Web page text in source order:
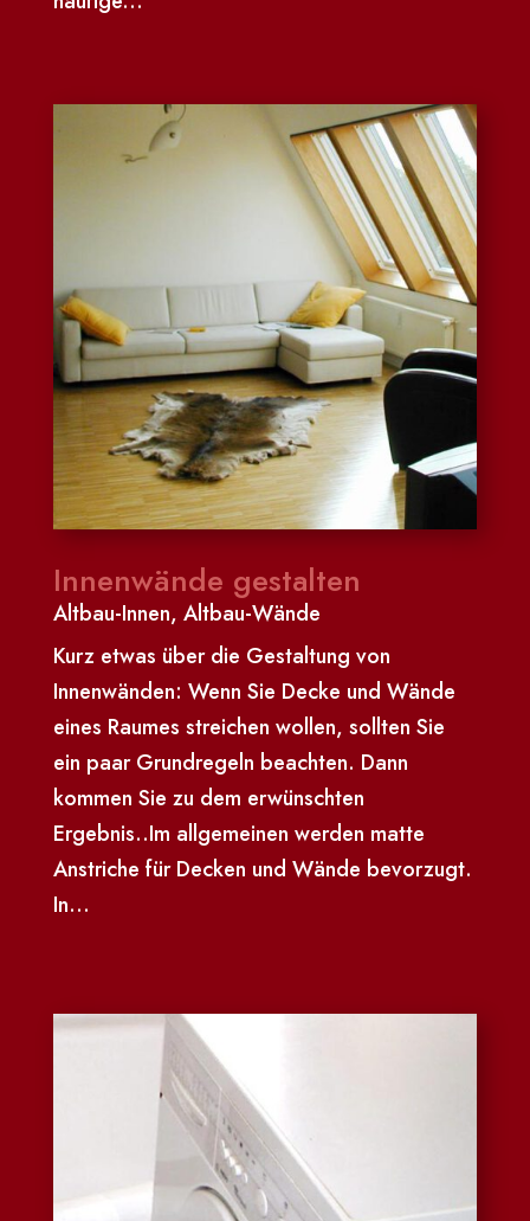
Innenwände gestalten
Altbau-Innen, Altbau-Wände
Kurz etwas über die Gestaltung von
Innenwänden: Wenn Sie Decke und Wände
eines Raumes streichen wollen, sollten Sie
ein paar Grundregeln beachten. Dann
kommen Sie zu dem erwünschten
Ergebnis..Im allgemeinen werden matte
Anstriche für Decken und Wände bevorzugt.
In...